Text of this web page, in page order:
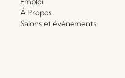
Á Propos
Salons et événements